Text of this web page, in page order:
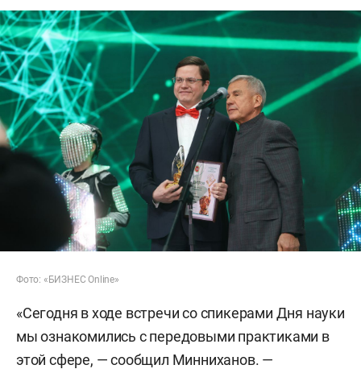
Фото: «БИЗНЕС Online»
«Сегодня в ходе встречи со спикерами Дня науки
мы ознакомились с передовыми практиками в
этой сфере, — сообщил Минниханов. —